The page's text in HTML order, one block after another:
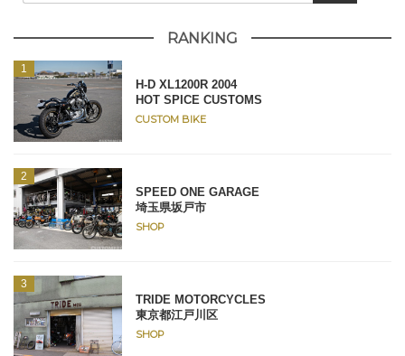
RANKING
H-D XL1200R 2004
HOT SPICE CUSTOMS
CUSTOM BIKE
SPEED ONE GARAGE
埼玉県坂戸市
SHOP
TRIDE MOTORCYCLES
東京都江戸川区
SHOP